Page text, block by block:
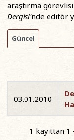
araştırma görevlisi
Dergisi'nde editör
Güncel
03.01.2010
1 kayıttan